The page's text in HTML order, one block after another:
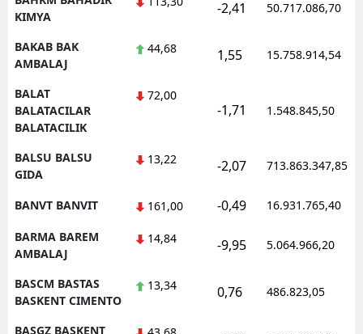
KIMYA
-2,41 50.717.086,70
BAKAB BAK
AMBALAJ
44,68 1,55 15.758.914,54
BALAT
BALATACILAR
BALATACILIK
72,00
-1,71 1.548.845,50
BALSU BALSU
GIDA
13,22 -2,07 713.863.347,85
BANVT BANVIT 161,00 -0,49 16.931.765,40
BARMA BAREM
AMBALAJ
14,84 -9,95 5.064.966,20
BASCM BASTAS
BASKENT CIMENTO
13,34 0,76 486.823,05
BASGZ BASKENT